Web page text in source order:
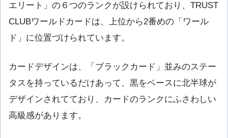
エリート」の６つのランクが設けられており、TRUST
CLUBワールドカードは、上位から2番めの「ワール
ド」に位置づけられています。
カードデザインは、「ブラックカード」並みのステー
タスを持っているだけあって、黒をベースに北半球が
デザインされてており、カードのランクにふさわしい
高級感があります。